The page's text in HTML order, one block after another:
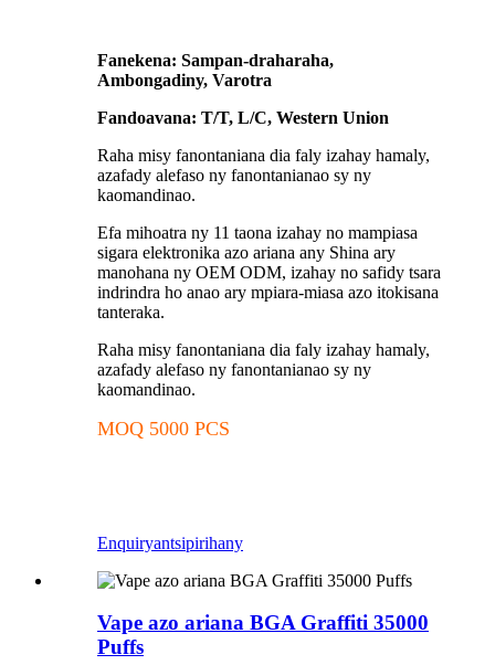
Fanekena: Sampan-draharaha,
Ambongadiny, Varotra
Fandoavana: T/T, L/C, Western Union
Raha misy fanontaniana dia faly izahay hamaly,
azafady alefaso ny fanontanianao sy ny
kaomandinao.
Efa mihoatra ny 11 taona izahay no mampiasa
sigara elektronika azo ariana any Shina ary
manohana ny OEM ODM, izahay no safidy tsara
indrindra ho anao ary mpiara-miasa azo itokisana
tanteraka.
Raha misy fanontaniana dia faly izahay hamaly,
azafady alefaso ny fanontanianao sy ny
kaomandinao.
MOQ 5000 PCS
Enquiryantsipirihany
Vape azo ariana BGA Graffiti 35000
Puffs